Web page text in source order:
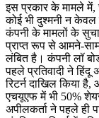
इस प्रकार के मामले में,
कोई भी दुश्मनी न
कंपनी के मामलों के
प्राप्त रूप से आमने-
लंबित है। कंपनी लॉ
पहले प्रतिवादी ने हिंदू
रिटर्न दाखिल किया
एचयूएफ में भी 50%
अपीलकर्ता ने पहले ही